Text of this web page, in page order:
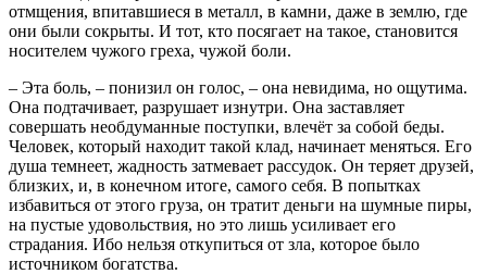
отмщения, впитавшиеся в металл, в камни, даже в землю, где
они были сокрыты. И тот, кто посягает на такое, становится
носителем чужого греха, чужой боли.
– Эта боль, – понизил он голос, – она невидима, но ощутима.
Она подтачивает, разрушает изнутри. Она заставляет
совершать необдуманные поступки, влечёт за собой беды.
Человек, который находит такой клад, начинает меняться. Его
душа темнеет, жадность затмевает рассудок. Он теряет друзей,
близких, и, в конечном итоге, самого себя. В попытках
избавиться от этого груза, он тратит деньги на шумные пиры,
на пустые удовольствия, но это лишь усиливает его
страдания. Ибо нельзя откупиться от зла, которое было
источником богатства.